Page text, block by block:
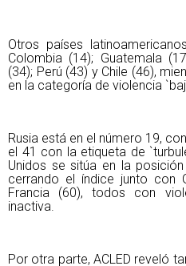
Otros países
Colombia (14); Guatemala
(34); Perú (43) y Chile (46),
en la categoría de violencia
Rusia está en el número 19,
el 41 con la etiqueta de
Unidos se sitúa en la
cerrando el índice junto con
Francia (60), todos con
inactiva.
Por otra parte, ACLED reveló